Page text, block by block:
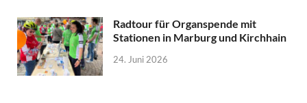
Radtour für Organspende mit
Stationen in Marburg und Kirchhain
24. Juni 2026